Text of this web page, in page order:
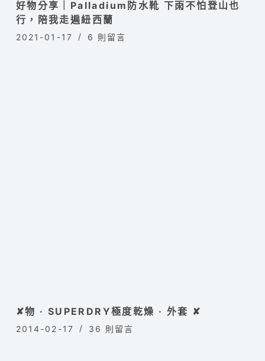
好物分享｜Palladium防水靴 下雨不怕登山也
行，陪我走遍紐西蘭
2021-01-17 6 則留言
✘物 · SUPERDRY極度乾燥 · 外套 ✘
2014-02-17 36 則留言